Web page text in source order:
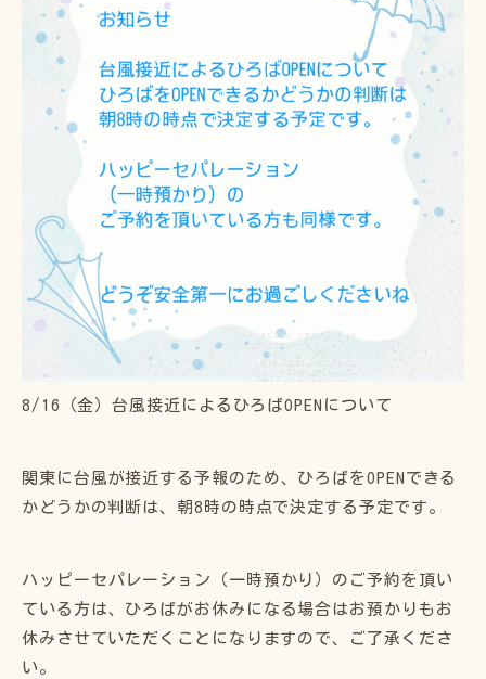
8/16（金）台風接近によるひろばOPENについて
関東に台風が接近する予報のため、ひろばをOPENできる
かどうかの判断は、朝8時の時点で決定する予定です。
ハッピーセパレーション（一時預かり）のご予約を頂い
ている方は、ひろばがお休みになる場合はお預かりもお
休みさせていただくことになりますので、ご了承くださ
い。